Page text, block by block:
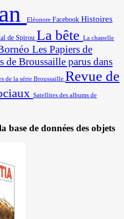
Eléonore Facebook Histoires
de Spirou La bête La chapelle
Les Papiers de
de Broussaille parus dans
de la série Broussaille Revue de
Satellites des albums de
base de données des objets